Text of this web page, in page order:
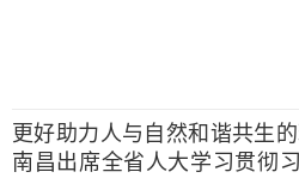
更好助力人与自然和谐共生
南昌出席全省人大学习贯彻